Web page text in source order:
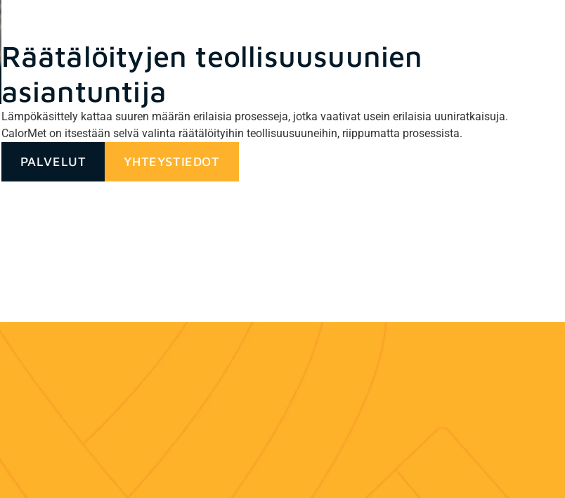
Räätälöityjen teollisuusuunien
asiantuntija
Lämpökäsittely kattaa suuren määrän erilaisia prosesseja, jotka vaativat usein erilaisia uuniratkaisuja.
CalorMet on itsestään selvä valinta räätälöityihin teollisuusuuneihin, riippumatta prosessista.
PALVELUT YHTEYSTIEDOT